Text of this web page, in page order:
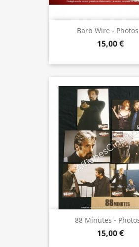
Barb Wire -
15,00 €
88 Minutes -
15,00 €